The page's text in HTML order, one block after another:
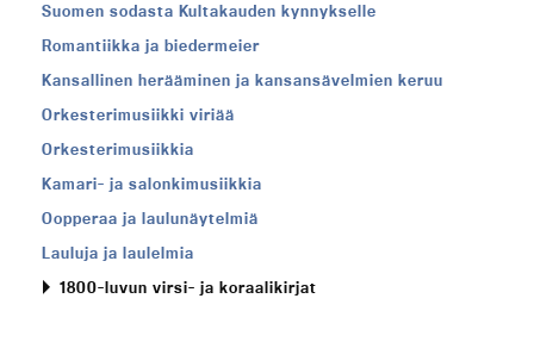
Suomen sodasta Kultakauden kynnykselle
Romantiikka ja biedermeier
Kansallinen herääminen ja kansansävelmien keruu
Orkesterimusiikki viriää
Orkesterimusiikkia
Kamari- ja salonkimusiikkia
Oopperaa ja laulunäytelmiä
Lauluja ja laulelmia
1800-luvun virsi- ja koraalikirjat